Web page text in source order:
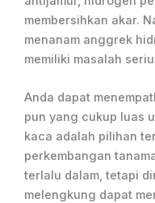
membersihkan akar.
menanam anggrek
memiliki masalah
Anda dapat
pun yang cukup luas
kaca adalah pilihan
perkembangan
terlalu dalam, tetapi
melengkung dapat